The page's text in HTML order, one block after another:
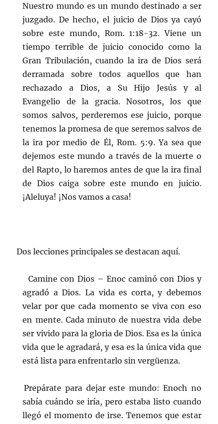
Nuestro mundo es un mundo destinado a ser
juzgado. De hecho, el juicio de Dios ya cayó
sobre este mundo, Rom. 1:18-32. Viene un
tiempo terrible de juicio conocido como la
Gran Tribulación, cuando la ira de Dios será
derramada sobre todos aquellos que han
rechazado a Dios, a Su Hijo Jesús y al
Evangelio de la gracia. Nosotros, los que
somos salvos, perderemos ese juicio, porque
tenemos la promesa de que seremos salvos de
la ira por medio de Él, Rom. 5:9. Ya sea que
dejemos este mundo a través de la muerte o
del Rapto, lo haremos antes de que la ira final
de Dios caiga sobre este mundo en juicio.
¡Aleluya! ¡Nos vamos a casa!
Dos lecciones principales se destacan aquí.
Camine con Dios – Enoc caminó con Dios y
agradó a Dios. La vida es corta, y debemos
velar por que cada momento se viva con eso
en mente. Cada minuto de nuestra vida debe
ser vivido para la gloria de Dios. Esa es la única
vida que le agradará, y esa es la única vida que
está lista para enfrentarlo sin vergüenza.
Prepárate para dejar este mundo: Enoch no
sabía cuándo se iría, pero estaba listo cuando
llegó el momento de irse. Tenemos que estar